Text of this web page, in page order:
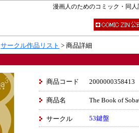
漫画人のためのコミック・同
サークル作品リスト > 商品詳細
商品コード 2000000358413
商品名 The Book of
サークル 53鍵盤